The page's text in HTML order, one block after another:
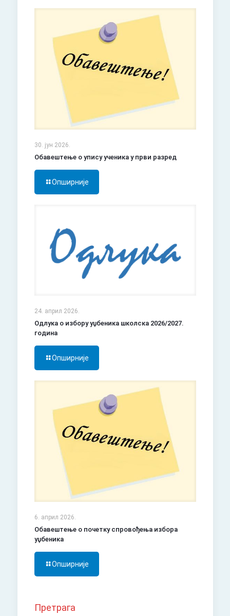
30. јун 2026.
Обавештење о упису ученика у први разред
Опширније
24. април 2026.
Одлука о избору уџбеника школска 2026/2027.
година
Опширније
6. април 2026.
Обавештење о почетку спровођења избора
уџбеника
Опширније
Претрага